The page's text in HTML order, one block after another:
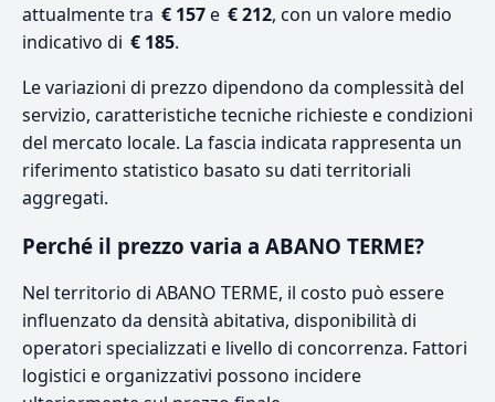
attualmente tra € 157e € 212, con un valore medio
indicativo di € 185.
Le variazioni di prezzo dipendono da complessità del
servizio, caratteristiche tecniche richieste e condizioni
del mercato locale. La fascia indicata rappresenta un
riferimento statistico basato su dati territoriali
aggregati.
Perché il prezzo varia a ABANO TERME?
Nel territorio di ABANO TERME, il costo può essere
influenzato da densità abitativa, disponibilità di
operatori specializzati e livello di concorrenza. Fattori
logistici e organizzativi possono incidere